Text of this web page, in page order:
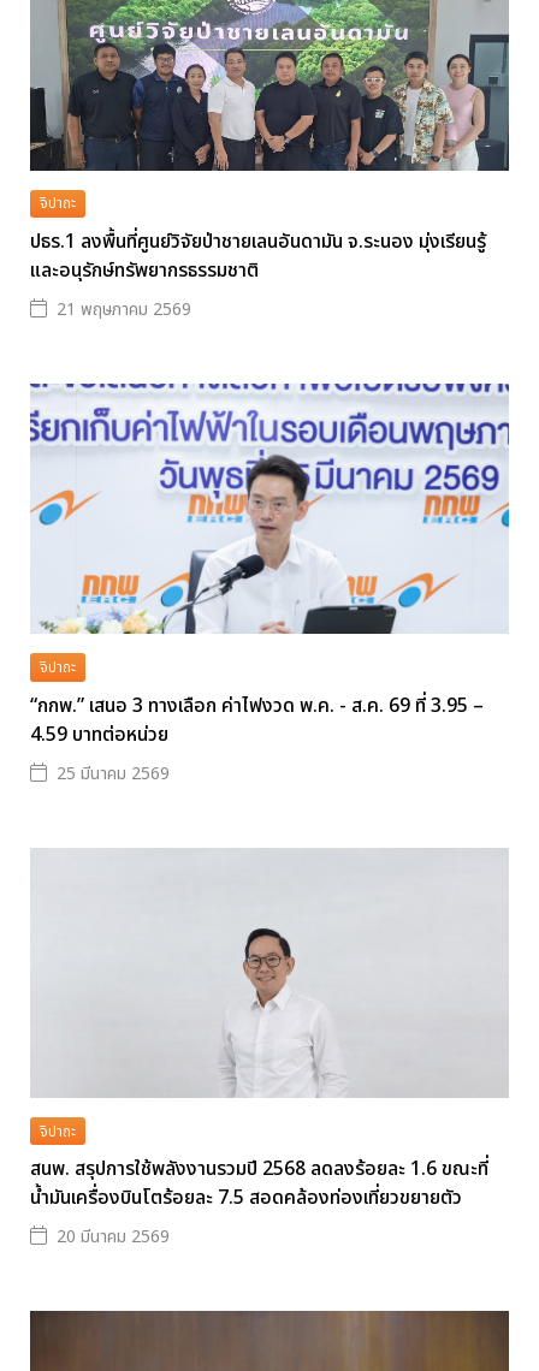
จิปาถะ
ปธร.1 ลงพื้นที่ศูนย์วิจัยป่าชายเลนอันดามัน จ.ระนอง มุ่งเรียนรู้
และอนุรักษ์ทรัพยากรธรรมชาติ
21 พฤษภาคม 2569
จิปาถะ
“กกพ.” เสนอ 3 ทางเลือก ค่าไฟงวด พ.ค. - ส.ค. 69 ที่ 3.95 –
4.59 บาทต่อหน่วย
25 มีนาคม 2569
จิปาถะ
สนพ. สรุปการใช้พลังงานรวมปี 2568 ลดลงร้อยละ 1.6 ขณะที่
น้ำมันเครื่องบินโตร้อยละ 7.5 สอดคล้องท่องเที่ยวขยายตัว
20 มีนาคม 2569